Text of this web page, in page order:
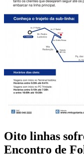
Oito linhas
Encontro de